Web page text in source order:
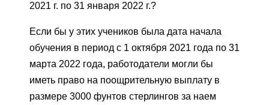
2021 г. по 31 января 2022 г.?
Если бы у этих учеников была дата начала
обучения в период с 1 октября 2021 года по 31
марта 2022 года, работодатели могли бы
иметь право на поощрительную выплату в
размере 3000 фунтов стерлингов за наем